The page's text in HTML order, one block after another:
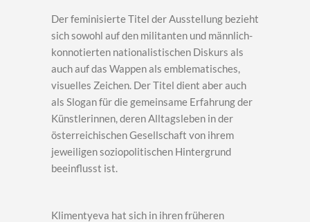
Der feminisierte Titel der Ausstellung bezieht
sich sowohl auf den militanten und männlich-
konnotierten nationalistischen Diskurs als
auch auf das Wappen als emblematisches,
visuelles Zeichen. Der Titel dient aber auch
als Slogan für die gemeinsame Erfahrung der
Künstlerinnen, deren Alltagsleben in der
österreichischen Gesellschaft von ihrem
jeweiligen soziopolitischen Hintergrund
beeinflusst ist.
Klimentyeva hat sich in ihren früheren